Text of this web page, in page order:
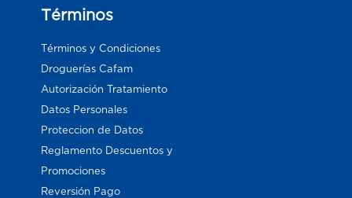
Términos
Términos y Condiciones
Droguerías Cafam
Autorización Tratamiento
Datos Personales
Proteccion de Datos
Reglamento Descuentos y
Promociones
Reversión Pago